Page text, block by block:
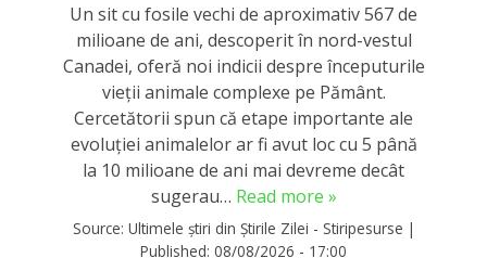
Un sit cu fosile vechi de aproximativ 567 de
milioane de ani, descoperit în nord-vestul
Canadei, oferă noi indicii despre începuturile
vieții animale complexe pe Pământ.
Cercetătorii spun că etape importante ale
evoluției animalelor ar fi avut loc cu 5 până
la 10 milioane de ani mai devreme decât
sugerau… Read more »
Source: Ultimele știri din Știrile Zilei - Stiripesurse |
Published: 08/08/2026 - 17:00